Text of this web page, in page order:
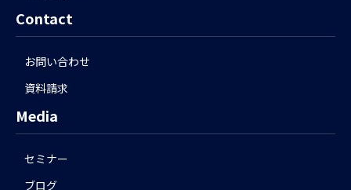
Contact
お問い合わせ
資料請求
Media
セミナー
ブログ